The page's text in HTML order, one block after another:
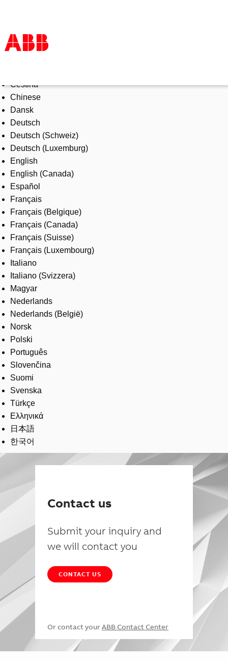
Products & Solutions
Industries
Services
About us
Where to buy
Contact us
Careers
Čeština
Chinese
Dansk
Deutsch
Deutsch (Schweiz)
Deutsch (Luxemburg)
English
English (Canada)
Español
Français
Français (Belgique)
Français (Canada)
Français (Suisse)
Français (Luxembourg)
Italiano
Italiano (Svizzera)
Magyar
Nederlands
Nederlands (België)
Norsk
Polski
Português
Slovenčina
Suomi
Svenska
Türkçe
Ελληνικά
日本語
한국어
Contact us
Submit your inquiry and
we will contact you
CONTACT US
Or contact your ABB Contact Center